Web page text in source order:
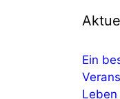
Ein